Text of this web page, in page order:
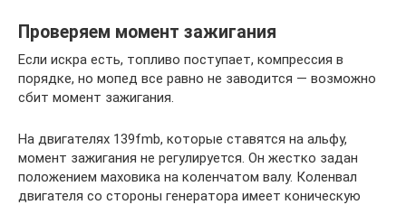
Проверяем момент зажигания
Если искра есть, топливо поступает, компрессия в
порядке, но мопед все равно не заводится — возможно
сбит момент зажигания.
На двигателях 139fmb, которые ставятся на альфу,
момент зажигания не регулируется. Он жестко задан
положением маховика на коленчатом валу. Коленвал
двигателя со стороны генератора имеет коническую